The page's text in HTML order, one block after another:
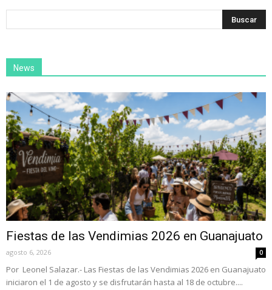
News
Fiestas de las Vendimias 2026 en Guanajuato
agosto 6, 2026 0
Por Leonel Salazar.- Las Fiestas de las Vendimias 2026 en Guanajuato
iniciaron el 1 de agosto y se disfrutarán hasta al 18 de octubre....